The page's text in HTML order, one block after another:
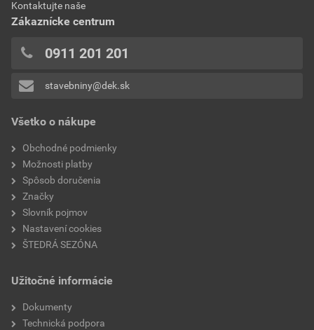
Aktuálna predajná porovnávacia cena po zľave 30% z
cenníkovej ceny
1,44 EUR
bez DPH za ks
značka
kotevná hĺbka
Pridávať hodnotenie môže iba prihlásený užívateľ.
Všetko o nákupe
Obchodné podmienky
Možnosti platby
Spôsob doručenia
Značky
Slovník pojmov
Nastavení cookies
ŠTEDRÁ SEZÓNA
Užitočné informácie
Dokumenty
Technická podpora
Kontaktujte naše
Zákaznícke centrum
0911 201 201
stavebniny@dek.sk